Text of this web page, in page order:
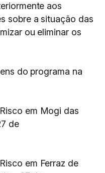
aos
sobre a situação das
ou eliminar os
do programa na
em Mogi das
de
em Ferraz de